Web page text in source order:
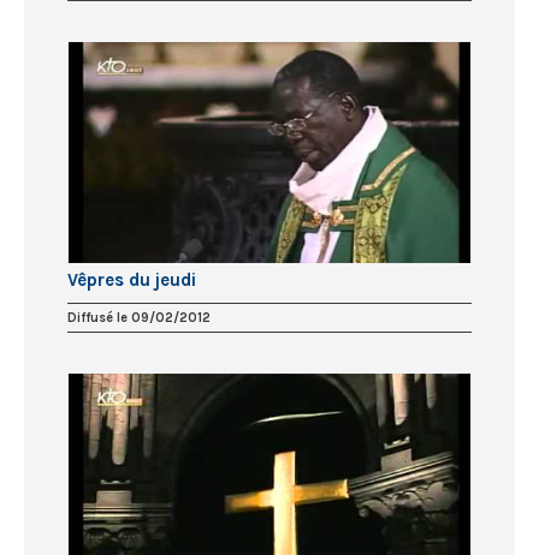
Vêpres du jeudi
Diffusé le 09/02/2012